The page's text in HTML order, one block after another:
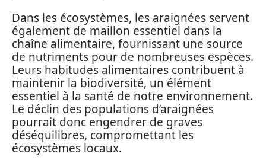
Dans les écosystèmes, les araignées servent
également de maillon essentiel dans la
chaîne alimentaire, fournissant une source
de nutriments pour de nombreuses espèces.
Leurs habitudes alimentaires contribuent à
maintenir la biodiversité, un élément
essentiel à la santé de notre environnement.
Le déclin des populations d’araignées
pourrait donc engendrer de graves
déséquilibres, compromettant les
écosystèmes locaux.